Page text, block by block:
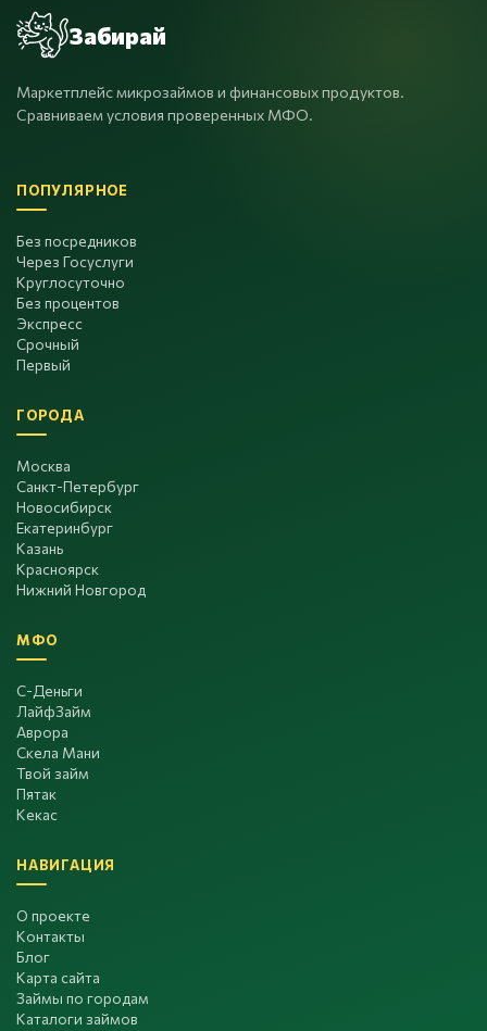
Забирай
Маркетплейс микрозаймов и финансовых продуктов.
Сравниваем условия проверенных МФО.
ПОПУЛЯРНОЕ
Без посредников
Через Госуслуги
Круглосуточно
Без процентов
Экспресс
Срочный
Первый
ГОРОДА
Москва
Санкт-Петербург
Новосибирск
Екатеринбург
Казань
Красноярск
Нижний Новгород
МФО
С-Деньги
ЛайфЗайм
Аврора
Скела Мани
Твой займ
Пятак
Кекас
НАВИГАЦИЯ
О проекте
Контакты
Блог
Карта сайта
Займы по городам
Каталоги займов